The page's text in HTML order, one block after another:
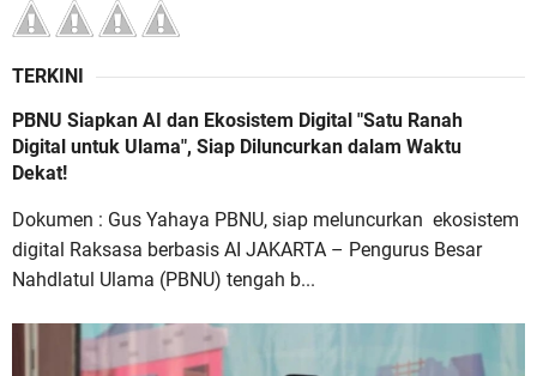
TERKINI
PBNU Siapkan AI dan Ekosistem Digital "Satu Ranah
Digital untuk Ulama", Siap Diluncurkan dalam Waktu
Dekat!
Dokumen : Gus Yahaya PBNU, siap meluncurkan ekosistem
digital Raksasa berbasis AI JAKARTA – Pengurus Besar
Nahdlatul Ulama (PBNU) tengah b...